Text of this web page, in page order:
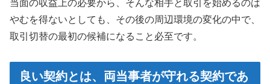
当面の収益上の必要から、そんな相手と取引を始めるのは
やむを得ないとしても、その後の周辺環境の変化の中で、
取引切替の最初の候補になること必至です。
良い契約とは、両当事者が守れる契約であ